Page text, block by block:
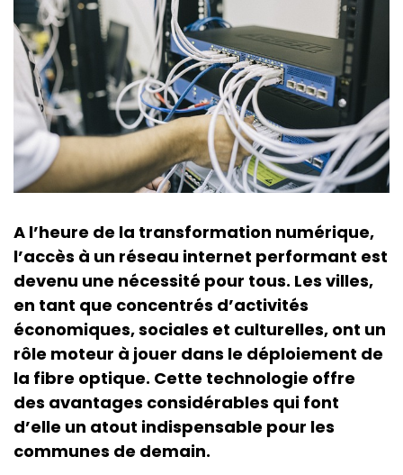
A l’heure de la transformation numérique,
l’accès à un réseau internet performant est
devenu une nécessité pour tous. Les villes,
en tant que concentrés d’activités
économiques, sociales et culturelles, ont un
rôle moteur à jouer dans le déploiement de
la fibre optique. Cette technologie offre
des avantages considérables qui font
d’elle un atout indispensable pour les
communes de demain.